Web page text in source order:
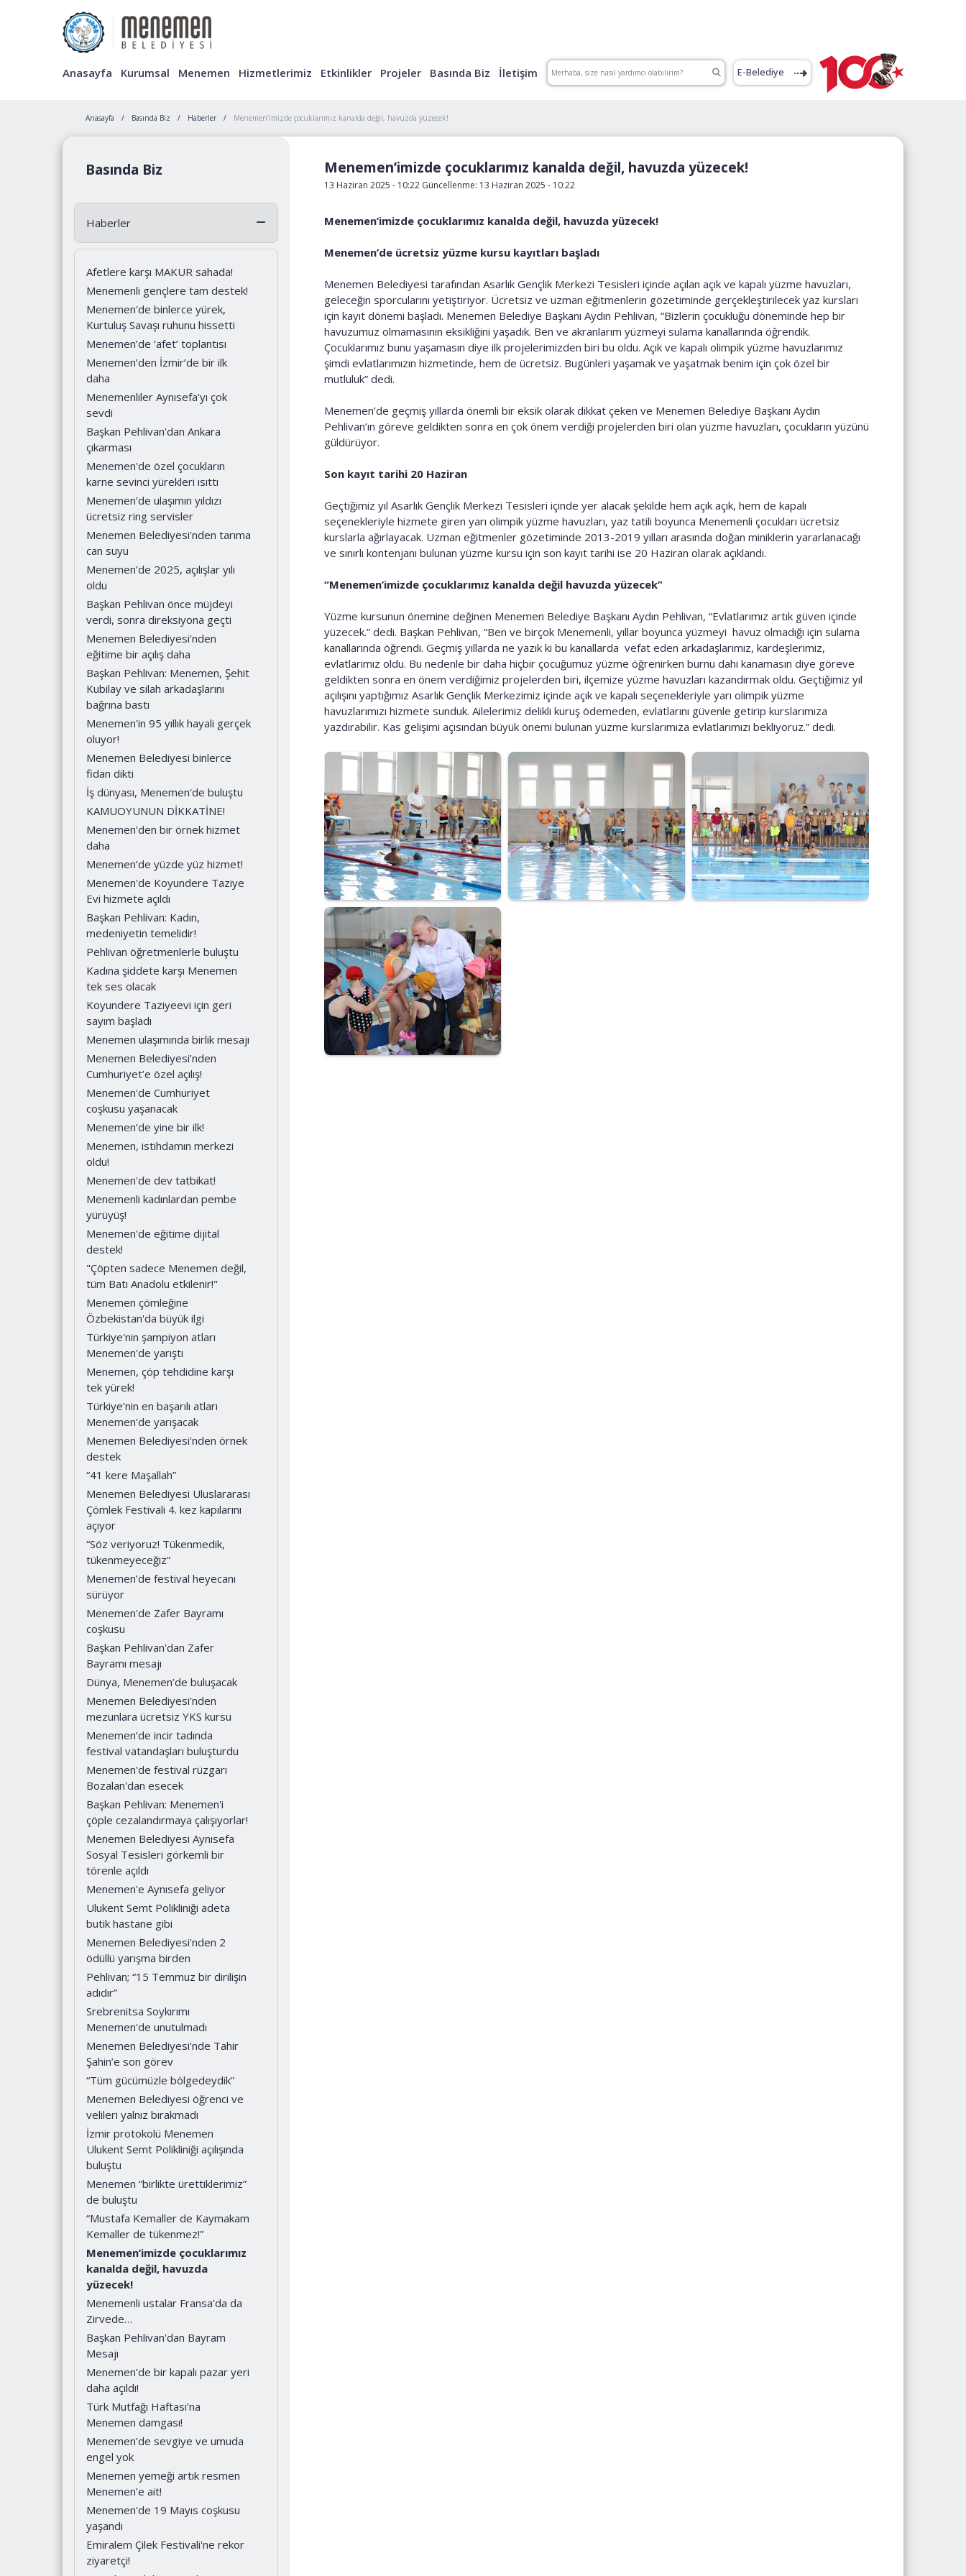
E-Belediye
Anasayfa Kurumsal Menemen Hizmetlerimiz Etkinlikler Projeler Basında Biz İletişim
Anasayfa Basında Biz Haberler Menemen’imizde çocuklarımız kanalda değil, havuzda yüzecek!
Basında Biz
Haberler
Afetlere karşı MAKUR sahada!
Menemenli gençlere tam destek!
Menemen'de binlerce yürek,
Kurtuluş Savaşı ruhunu hissetti
Menemen’de ‘afet’ toplantısı
Menemen’den İzmir’de bir ilk
daha
Menemenliler Aynısefa'yı çok
sevdi
Başkan Pehlivan'dan Ankara
çıkarması
Menemen'de özel çocukların
karne sevinci yürekleri ısıttı
Menemen’de ulaşımın yıldızı
ücretsiz ring servisler
Menemen Belediyesi'nden tarıma
can suyu
Menemen’de 2025, açılışlar yılı
oldu
Başkan Pehlivan önce müjdeyi
verdi, sonra direksiyona geçti
Menemen Belediyesi’nden
eğitime bir açılış daha
Başkan Pehlivan: Menemen, Şehit
Kubilay ve silah arkadaşlarını
bağrına bastı
Menemen'in 95 yıllık hayali gerçek
oluyor!
Menemen Belediyesi binlerce
fidan dikti
İş dünyası, Menemen'de buluştu
KAMUOYUNUN DİKKATİNE!
Menemen’den bir örnek hizmet
daha
Menemen’de yüzde yüz hizmet!
Menemen'de Koyundere Taziye
Evi hizmete açıldı
Başkan Pehlivan: Kadın,
medeniyetin temelidir!
Pehlivan öğretmenlerle buluştu
Kadına şiddete karşı Menemen
tek ses olacak
Koyundere Taziyeevi için geri
sayım başladı
Menemen ulaşımında birlik mesajı
Menemen Belediyesi’nden
Cumhuriyet’e özel açılış!
Menemen'de Cumhuriyet
coşkusu yaşanacak
Menemen’de yine bir ilk!
Menemen, istihdamın merkezi
oldu!
Menemen'de dev tatbikat!
Menemenli kadınlardan pembe
yürüyüş!
Menemen'de eğitime dijital
destek!
"Çöpten sadece Menemen değil,
tüm Batı Anadolu etkilenir!"
Menemen çömleğine
Özbekistan'da büyük ilgi
Türkiye'nin şampiyon atları
Menemen'de yarıştı
Menemen, çöp tehdidine karşı
tek yürek!
Türkiye’nin en başarılı atları
Menemen’de yarışacak
Menemen Belediyesi'nden örnek
destek
“41 kere Maşallah”
Menemen Belediyesi Uluslararası
Çömlek Festivali 4. kez kapılarını
açıyor
“Söz veriyoruz! Tükenmedik,
tükenmeyeceğiz”
Menemen’de festival heyecanı
sürüyor
Menemen'de Zafer Bayramı
coşkusu
Başkan Pehlivan'dan Zafer
Bayramı mesajı
Dünya, Menemen’de buluşacak
Menemen Belediyesi'nden
mezunlara ücretsiz YKS kursu
Menemen’de incir tadında
festival vatandaşları buluşturdu
Menemen'de festival rüzgarı
Bozalan'dan esecek
Başkan Pehlivan: Menemen'i
çöple cezalandırmaya çalışıyorlar!
Menemen Belediyesi Aynısefa
Sosyal Tesisleri görkemli bir
törenle açıldı
Menemen'e Aynısefa geliyor
Ulukent Semt Polikliniği adeta
butik hastane gibi
Menemen Belediyesi'nden 2
ödüllü yarışma birden
Pehlivan; “15 Temmuz bir dirilişin
adıdır”
Srebrenitsa Soykırımı
Menemen'de unutulmadı
Menemen Belediyesi'nde Tahir
Şahin’e son görev
“Tüm gücümüzle bölgedeydik”
Menemen Belediyesi öğrenci ve
velileri yalnız bırakmadı
İzmir protokolü Menemen
Ulukent Semt Polikliniği açılışında
buluştu
Menemen “birlikte ürettiklerimiz”
de buluştu
“Mustafa Kemaller de Kaymakam
Kemaller de tükenmez!”
Menemen’imizde çocuklarımız
kanalda değil, havuzda
yüzecek!
Menemenli ustalar Fransa’da da
Zirvede…
Başkan Pehlivan'dan Bayram
Mesajı
Menemen’de bir kapalı pazar yeri
daha açıldı!
Türk Mutfağı Haftası’na
Menemen damgası!
Menemen’de sevgiye ve umuda
engel yok
Menemen yemeği artık resmen
Menemen’e ait!
Menemen'de 19 Mayıs coşkusu
yaşandı
Emiralem Çilek Festivali'ne rekor
ziyaretçi!
Menemen’imizde çocuklarımız kanalda değil, havuzda yüzecek!
13 Haziran 2025 - 10:22 Güncellenme: 13 Haziran 2025 - 10:22
Menemen’imizde çocuklarımız kanalda değil, havuzda yüzecek!
Menemen’de ücretsiz yüzme kursu kayıtları başladı
Menemen Belediyesi tarafından Asarlık Gençlik Merkezi Tesisleri içinde açılan açık ve kapalı yüzme havuzları,
geleceğin sporcularını yetiştiriyor. Ücretsiz ve uzman eğitmenlerin gözetiminde gerçekleştirilecek yaz kursları
için kayıt dönemi başladı. Menemen Belediye Başkanı Aydın Pehlivan, “Bizlerin çocukluğu döneminde hep bir
havuzumuz olmamasının eksikliğini yaşadık. Ben ve akranlarım yüzmeyi sulama kanallarında öğrendik.
Çocuklarımız bunu yaşamasın diye ilk projelerimizden biri bu oldu. Açık ve kapalı olimpik yüzme havuzlarımız
şimdi evlatlarımızın hizmetinde, hem de ücretsiz. Bugünleri yaşamak ve yaşatmak benim için çok özel bir
mutluluk” dedi.
Menemen’de geçmiş yıllarda önemli bir eksik olarak dikkat çeken ve Menemen Belediye Başkanı Aydın
Pehlivan’ın göreve geldikten sonra en çok önem verdiği projelerden biri olan yüzme havuzları, çocukların yüzünü
güldürüyor.
Son kayıt tarihi 20 Haziran
Geçtiğimiz yıl Asarlık Gençlik Merkezi Tesisleri içinde yer alacak şekilde hem açık açık, hem de kapalı
seçenekleriyle hizmete giren yarı olimpik yüzme havuzları, yaz tatili boyunca Menemenli çocukları ücretsiz
kurslarla ağırlayacak. Uzman eğitmenler gözetiminde 2013-2019 yılları arasında doğan miniklerin yararlanacağı
ve sınırlı kontenjanı bulunan yüzme kursu için son kayıt tarihi ise 20 Haziran olarak açıklandı.
“Menemen’imizde çocuklarımız kanalda değil havuzda yüzecek”
Yüzme kursunun önemine değinen Menemen Belediye Başkanı Aydın Pehlivan, “Evlatlarımız artık güven içinde
yüzecek.” dedi. Başkan Pehlivan, “Ben ve birçok Menemenli, yıllar boyunca yüzmeyi havuz olmadığı için sulama
kanallarında öğrendi. Geçmiş yıllarda ne yazık ki bu kanallarda vefat eden arkadaşlarımız, kardeşlerimiz,
evlatlarımız oldu. Bu nedenle bir daha hiçbir çocuğumuz yüzme öğrenirken burnu dahi kanamasın diye göreve
geldikten sonra en önem verdiğimiz projelerden biri, ilçemize yüzme havuzları kazandırmak oldu. Geçtiğimiz yıl
açılışını yaptığımız Asarlık Gençlik Merkezimiz içinde açık ve kapalı seçenekleriyle yarı olimpik yüzme
havuzlarımızı hizmete sunduk. Ailelerimiz delikli kuruş ödemeden, evlatlarını güvenle getirip kurslarımıza
yazdırabilir. Kas gelişimi açısından büyük önemi bulunan yüzme kurslarımıza evlatlarımızı bekliyoruz.” dedi.